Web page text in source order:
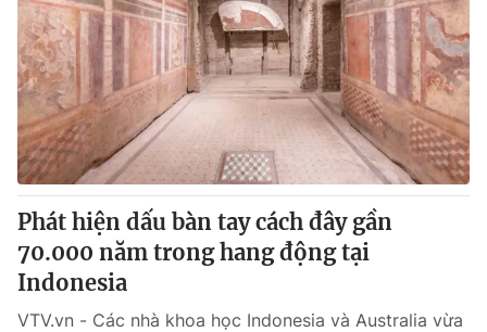
Phát hiện dấu bàn tay cách đây gần
70.000 năm trong hang động tại
Indonesia
VTV.vn - Các nhà khoa học Indonesia và Australia vừa